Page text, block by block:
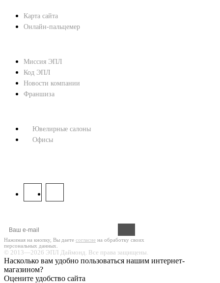
Карта сайта
Онлайн-пальцемер
Миссия ЭПЛ
Код ЭПЛ
Новости компании
Франшиза
Ювелирные салоны
Офисы
Нажимая на кнопку, Вы даете согласие на обработку своих
персональных данных.
© 2013—2026 ЭПЛ Даймонд. Все права защищены.
Насколько вам удобно пользоваться нашим интернет-
магазином?
Оцените удобство сайта